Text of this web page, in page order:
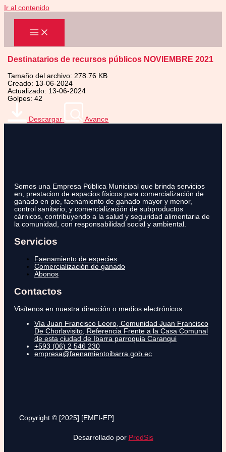
Ir al contenido
Destinatarios de recursos públicos NOVIEMBRE 2021
Tamaño del archivo: 278.76 KB
Creado: 13-06-2024
Actualizado: 13-06-2024
Golpes: 42
Descargar Avance
Somos una Empresa Pública Municipal que brinda servicios
en, prestacion de espacios físicos para comercialización de
ganado en pie, faenamiento de ganado mayor y menor,
control sanitario, y comercialización de subproductos
cárnicos, contribuyendo a la salud y seguridad alimentaria de
la comunidad, con responsabilidad social y ambiental.
Servicios
Faenamiento de especies
Comercialización de ganado
Abonos
Contactos
Visítenos en nuestra dirección o medios electrónicos
Vía Juan Francisco Leoro, Comunidad Juan Francisco
De Chorlavisito, Referencia Frente a la Casa Comunal
de esta ciudad de Ibarra parroquia Caranqui
+593 (06) 2 546 230
empresa@faenamientoibarra.gob.ec
Copyright © [2025] [EMFI-EP]
Desarrollado por ProdSis